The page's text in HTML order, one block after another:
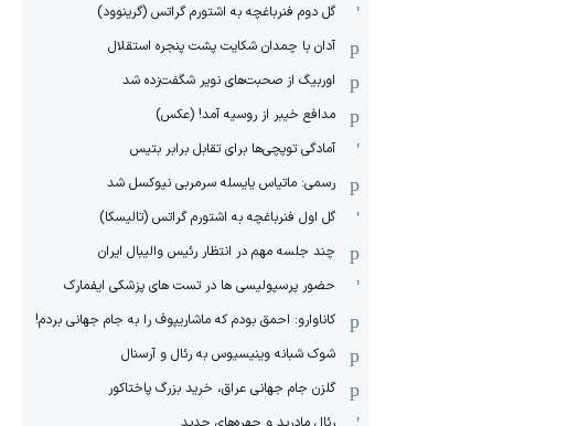
گل دوم فنرباغچه به اشتورم گراتس (گرینوود)
آدان با چمدان شکایت پشت پنجره استقلال
اوربیگ از صحبت‌های نویر شگفت‌زده شد
مدافع خیبر از روسیه آمد! (عکس)
آمادگی توپچی‌ها برای تقابل برابر بتیس
رسمی: ماتیاس یایسله سرمربی نیوکسل شد
گل اول فنرباغچه به اشتورم گراتس (تالیسکا)
چند جلسه مهم در انتظار رئیس والیبال ایران
حضور پرسپولیسی ها در تست های پزشکی ایفمارک
کاناوارو: احمق بودم که ماشاریپوف را به جام جهانی بردم!
شوک شبانه وینیسیوس به رئال و آرسنال
گلزن جام جهانی عراق، خرید بزرگ پاختاکور